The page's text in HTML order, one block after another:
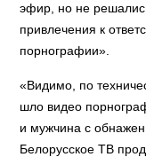
эфир, но не
привлечения к
порнографии».
«Видимо, по
шло видео
и мужчина с
Белорусское ТВ